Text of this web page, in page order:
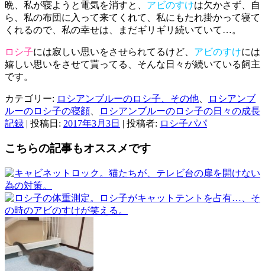
晩、私が寝ようと電気を消すと、 アビのすけは欠かさず、自
ら、私の布団に入って来てくれて、私にもたれ掛かって寝て
くれるので、私の幸せは、まだギリギリ続いていて…。
ロシ子には寂しい思いをさせられてるけど、 アビのすけには
嬉しい思いをさせて貰ってる、そんな日々が続いている飼主
です。
カテゴリー: ロシアンブルーのロシ子、その他
ロシアンブ
ルーのロシ子の寝顔
ロシアンブルーのロシ子の日々の成長
記録 | 投稿日: 2017年3月3日 | 投稿者: ロシ子パパ
こちらの記事もオススメです
猫たちが、テレビ台の扉を開けない
為の対策。
ロシ子がキャットテントを占有…、そ
の時のアビのすけが笑える。